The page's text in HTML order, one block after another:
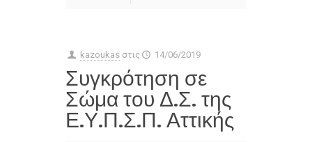
kazoukas στις 14/06/2019
Συγκρότηση σε
Σώμα του Δ.Σ. της
Ε.Υ.Π.Σ.Π. Αττικής